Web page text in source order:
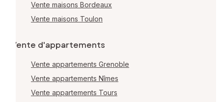
Vente maisons Bordeaux
Vente maisons Toulon
Vente d'appartements
Vente appartements Grenoble
Vente appartements Nîmes
Vente appartements Tours